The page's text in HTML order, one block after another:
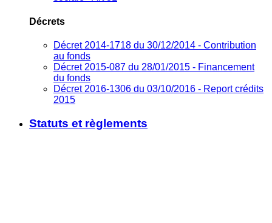
Décrets
Décret 2014-1718 du 30/12/2014 - Contribution
au fonds
Décret 2015-087 du 28/01/2015 - Financement
du fonds
Décret 2016-1306 du 03/10/2016 - Report crédits
2015
Statuts et règlements